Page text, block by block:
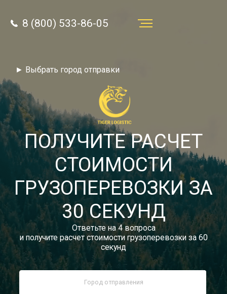
8 (800) 533-86-05
Звонок по России бесплатный
autotransport24@yandex.ru
Заказать звонок
Тарифы
Отзывы
Статьи
Новости
Документы
Контакты
► Выбрать город отправки
8 (800) 533-86-05
ПОЛУЧИТЕ РАСЧЕТ
СТОИМОСТИ
ГРУЗОПЕРЕВОЗКИ ЗА
30 СЕКУНД
Ответьте на 4 вопроса
и получите расчет стоимости грузоперевозки за 60
секунд